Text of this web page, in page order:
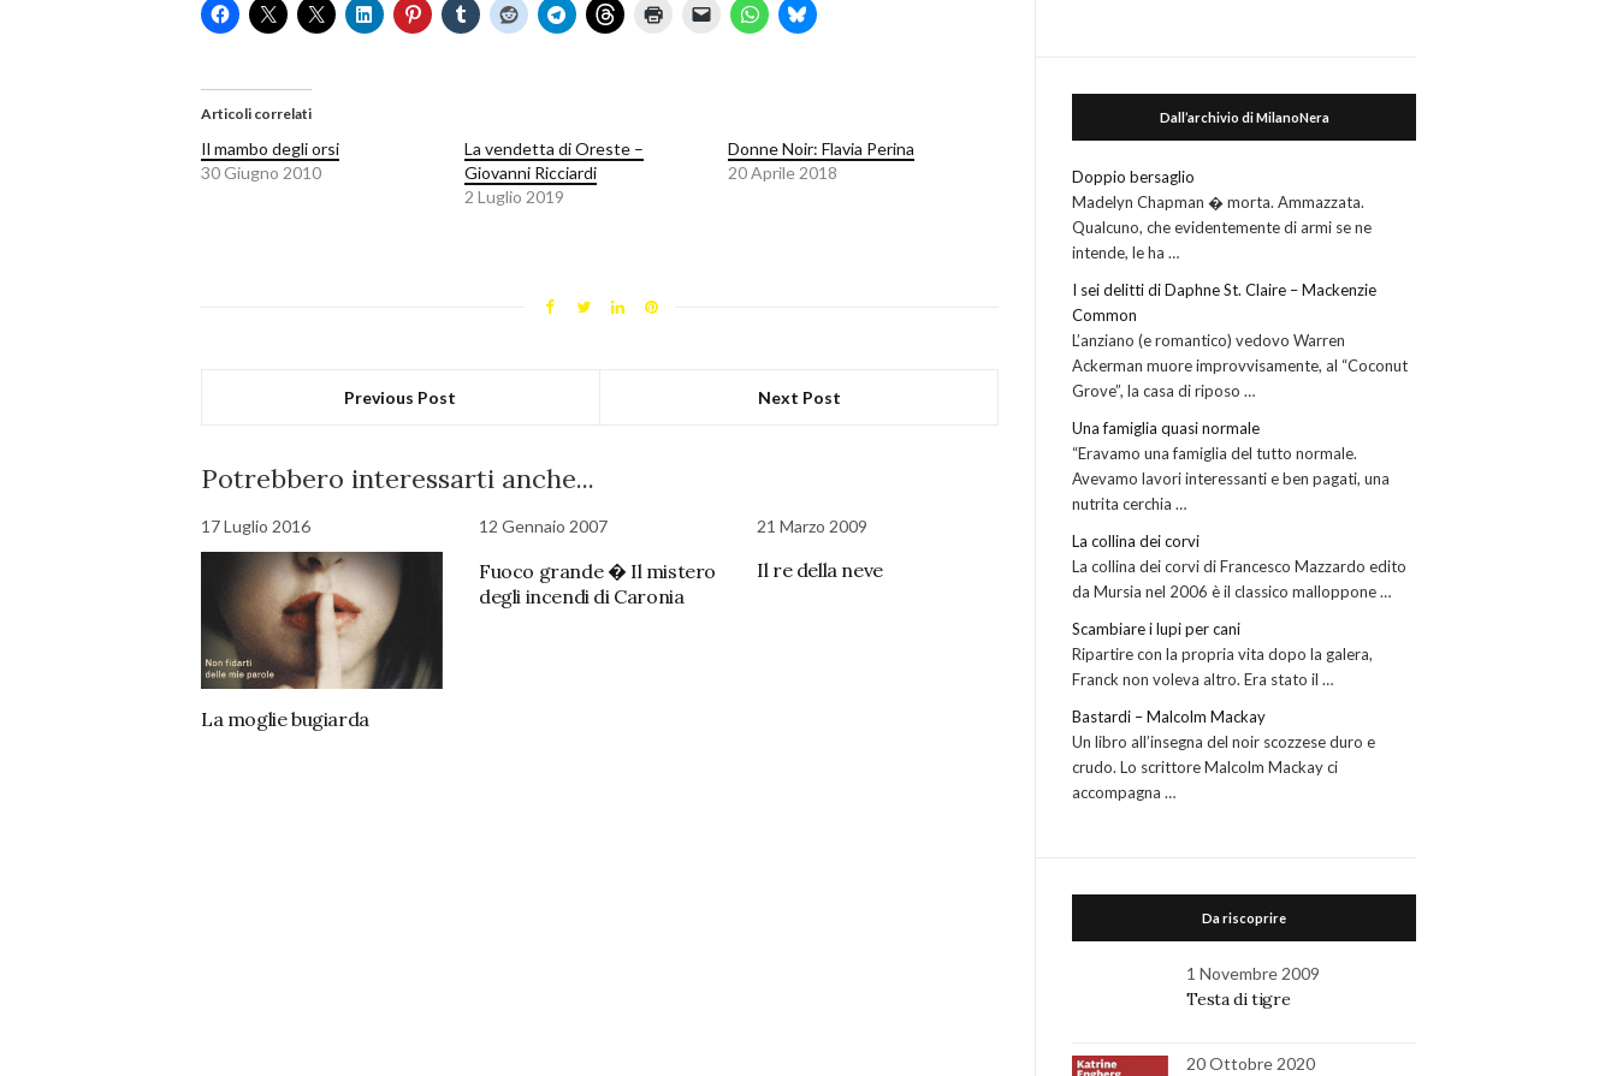
Articoli correlati
Il mambo degli orsi
30 Giugno 2010
La vendetta di Oreste –
Giovanni Ricciardi
2 Luglio 2019
Donne Noir: Flavia Perina
20 Aprile 2018
Previous Post Next Post
Potrebbero interessarti anche...
17 Luglio 2016
La moglie bugiarda
12 Gennaio 2007
Fuoco grande � Il mistero
degli incendi di Caronia
21 Marzo 2009
Il re della neve
Dall’archivio di MilanoNera
Doppio bersaglio
Madelyn Chapman � morta. Ammazzata.
Qualcuno, che evidentemente di armi se ne
intende, le ha …
I sei delitti di Daphne St. Claire – Mackenzie
Common
L’anziano (e romantico) vedovo Warren
Ackerman muore improvvisamente, al “Coconut
Grove”, la casa di riposo …
Una famiglia quasi normale
“Eravamo una famiglia del tutto normale.
Avevamo lavori interessanti e ben pagati, una
nutrita cerchia …
La collina dei corvi
La collina dei corvi di Francesco Mazzardo edito
da Mursia nel 2006 è il classico malloppone …
Scambiare i lupi per cani
Ripartire con la propria vita dopo la galera,
Franck non voleva altro. Era stato il …
Bastardi – Malcolm Mackay
Un libro all’insegna del noir scozzese duro e
crudo. Lo scrittore Malcolm Mackay ci
accompagna …
Da riscoprire
1 Novembre 2009
Testa di tigre
20 Ottobre 2020